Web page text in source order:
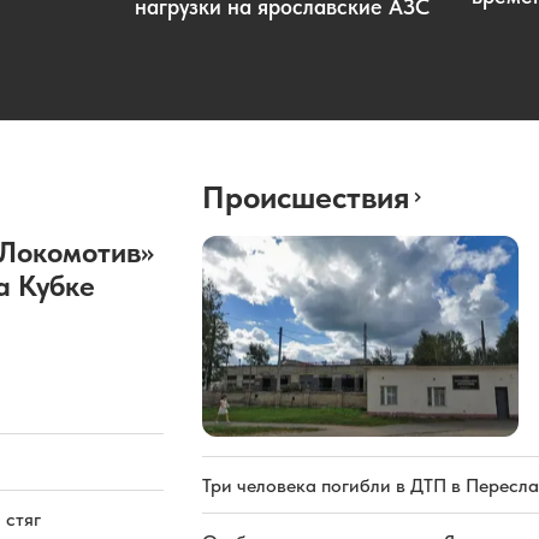
нагрузки на ярославские АЗС
Кубке
Происшествия
Три человека погибли в ДТП в